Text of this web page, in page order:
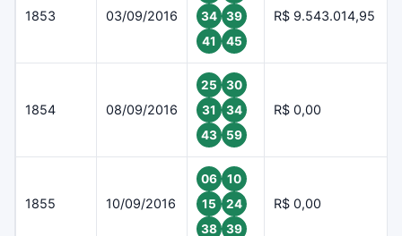
1853 03/09/2016
34
39
41
45
R$ 9.543.014,95
1854 08/09/2016
25
30
31
34
43
59
R$ 0,00
1855 10/09/2016
06
10
15
24
38
39
R$ 0,00